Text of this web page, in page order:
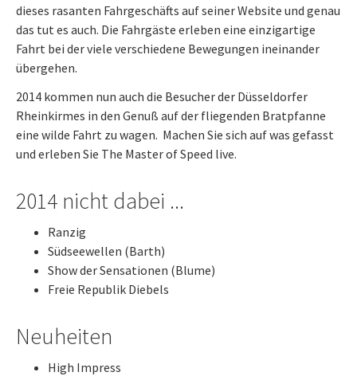
dieses rasanten Fahrgeschäfts auf seiner Website und genau
das tut es auch. Die Fahrgäste erleben eine einzigartige
Fahrt bei der viele verschiedene Bewegungen ineinander
übergehen.
2014 kommen nun auch die Besucher der Düsseldorfer
Rheinkirmes in den Genuß auf der fliegenden Bratpfanne
eine wilde Fahrt zu wagen. Machen Sie sich auf was gefasst
und erleben Sie The Master of Speed live.
2014 nicht dabei ...
Ranzig
Südseewellen (Barth)
Show der Sensationen (Blume)
Freie Republik Diebels
Neuheiten
High Impress